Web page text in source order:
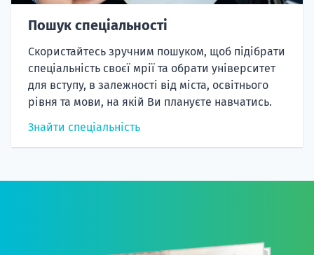
Пошук спеціальності
Скористайтесь зручним пошуком, щоб підібрати
спеціальність своєї мрії та обрати університет
для вступу, в залежності від міста, освітнього
рівня та мови, на якій Ви плануєте навчатись.
Знайти спеціальність